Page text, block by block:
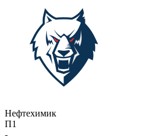
Нефтехимик
П1